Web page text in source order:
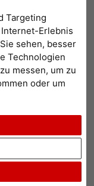
Targeting
Erlebnis
sehen, besser
Technologien
messen, um zu
oder um
Filter zurücksetzen